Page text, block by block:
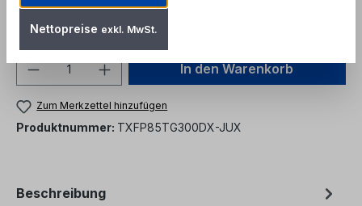
Einrichtungen. Kein Verkauf an private
Endverbraucher.
Produkt Anzahl: Gib den gewünschten
In den Warenkorb
Zum Merkzettel hinzufügen
Produktnummer: TXFP85TG300DX-JUX
Beschreibung
Nettopreise exkl. MwSt.